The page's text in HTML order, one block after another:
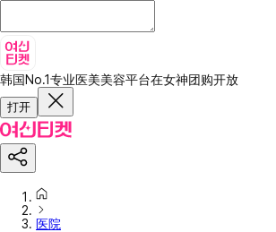
韩国No.1专业医美美容平台在女神团购开放
打开
医院